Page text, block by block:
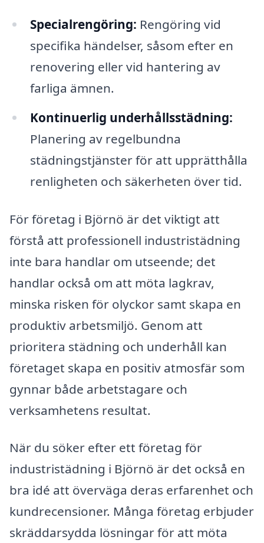
Specialrengöring: Rengöring vid
specifika händelser, såsom efter en
renovering eller vid hantering av
farliga ämnen.
Kontinuerlig underhållsstädning:
Planering av regelbundna
städningstjänster för att upprätthålla
renligheten och säkerheten över tid.
För företag i Björnö är det viktigt att
förstå att professionell industristädning
inte bara handlar om utseende; det
handlar också om att möta lagkrav,
minska risken för olyckor samt skapa en
produktiv arbetsmiljö. Genom att
prioritera städning och underhåll kan
företaget skapa en positiv atmosfär som
gynnar både arbetstagare och
verksamhetens resultat.
När du söker efter ett företag för
industristädning i Björnö är det också en
bra idé att överväga deras erfarenhet och
kundrecensioner. Många företag erbjuder
skräddarsydda lösningar för att möta